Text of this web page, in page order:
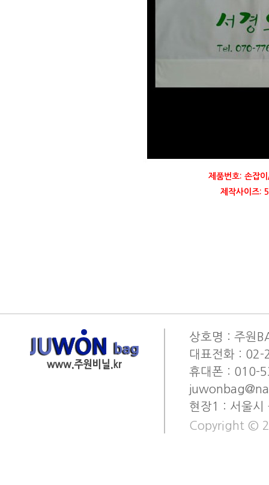
제품번호: 손잡
제작사이즈:
상호명 : 주원
대표전화 :
휴대폰 : 010-
현장1 : 서울
Copyright ©